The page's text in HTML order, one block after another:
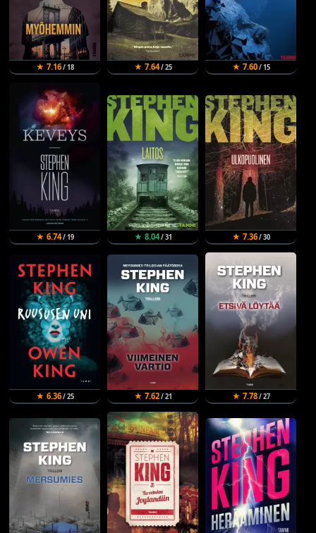
★ 7.16/ 18 ★ 7.64/ 25 ★ 7.60/ 15
★ 6.74/ 19 ★ 8.04/ 31 ★ 7.36/ 30
★ 6.36/ 25 ★ 7.62/ 21 ★ 7.78/ 27